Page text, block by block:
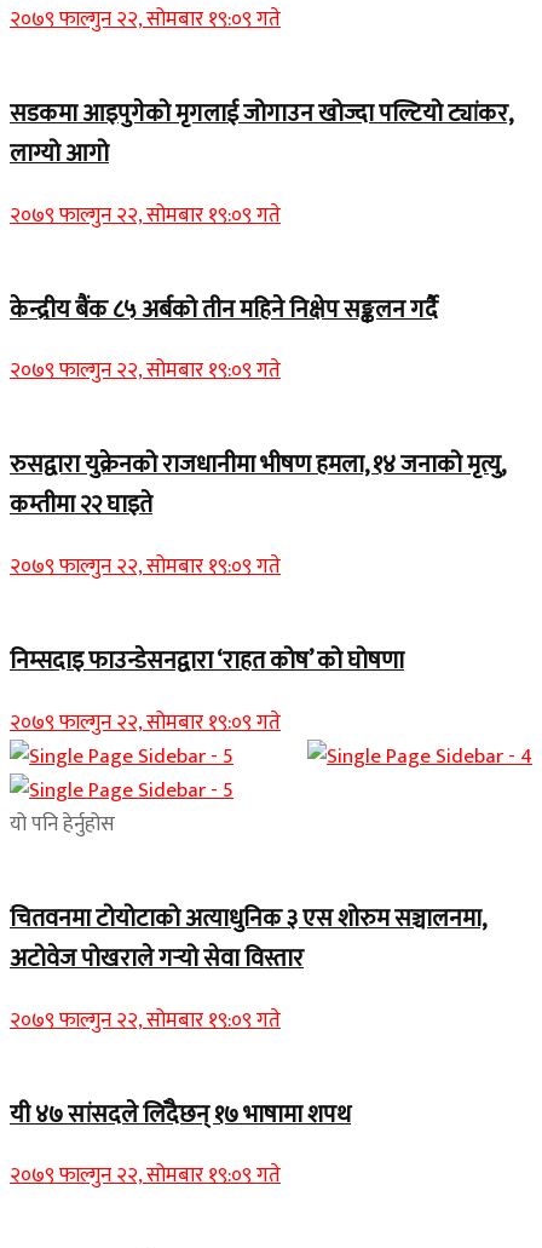
२०७९ फाल्गुन २२, सोमबार १९:०९ गते
सडकमा आइपुगेको मृगलाई जोगाउन खोज्दा पल्टियो ट्यांकर,
लाग्यो आगो
२०७९ फाल्गुन २२, सोमबार १९:०९ गते
केन्द्रीय बैंक ८५ अर्बको तीन महिने निक्षेप सङ्कलन गर्दै
२०७९ फाल्गुन २२, सोमबार १९:०९ गते
रुसद्वारा युक्रेनको राजधानीमा भीषण हमला, १४ जनाको मृत्यु,
कम्तीमा २२ घाइते
२०७९ फाल्गुन २२, सोमबार १९:०९ गते
निम्सदाइ फाउन्डेसनद्वारा ‘राहत कोष’ को घोषणा
२०७९ फाल्गुन २२, सोमबार १९:०९ गते
यो पनि हेर्नुहोस
चितवनमा टोयोटाको अत्याधुनिक ३ एस शोरुम सञ्चालनमा,
अटोवेज पोखराले गर्‍यो सेवा विस्तार
२०७९ फाल्गुन २२, सोमबार १९:०९ गते
यी ४७ सांसदले लिँदैछन् १७ भाषामा शपथ
२०७९ फाल्गुन २२, सोमबार १९:०९ गते